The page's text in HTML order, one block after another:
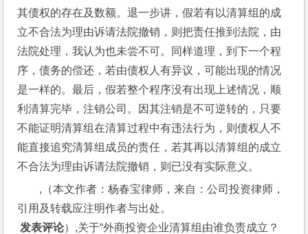
其债权的存在及数额。退一步讲，假若有以清算组的成
立不合法为理由诉请法院撤销，则把责任推到法院，由
法院处理，我认为也未尝不可。同样道理，到下一个程
序，债务的偿还，若由债权人有异议，可能出现的情况
是一样的。最后，假若整个程序没有出现上述情况，顺
利清算完毕，注销公司。因其注销是不可逆转的，只要
不能证明清算组在清算过程中有违法行为，则债权人不
能直接追究清算组成员的责任，若其再以清算组的成立
不合法为理由诉请法院撤销，则已没有实际意义。
,（本文作者：杨春宝律师，来自：公司投资律师，
引用及转载应注明作者与出处。
发表评论）,关于“外商投资企业清算组由谁负责成立？